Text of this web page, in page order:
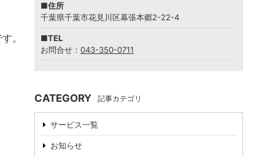
。
■住所
千葉県千葉市花見川区幕張本郷2-22-4
■TEL
お問合せ： 043-350-0711
CATEGORY 記事カテゴリ
サービス一覧
お知らせ